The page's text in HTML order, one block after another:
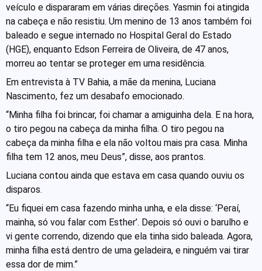
veículo e dispararam em várias direções. Yasmin foi atingida
na cabeça e não resistiu. Um menino de 13 anos também foi
baleado e segue internado no Hospital Geral do Estado
(HGE), enquanto Edson Ferreira de Oliveira, de 47 anos,
morreu ao tentar se proteger em uma residência.
Em entrevista à TV Bahia, a mãe da menina, Luciana
Nascimento, fez um desabafo emocionado.
“Minha filha foi brincar, foi chamar a amiguinha dela. E na hora,
o tiro pegou na cabeça da minha filha. O tiro pegou na
cabeça da minha filha e ela não voltou mais pra casa. Minha
filha tem 12 anos, meu Deus”, disse, aos prantos.
Luciana contou ainda que estava em casa quando ouviu os
disparos.
“Eu fiquei em casa fazendo minha unha, e ela disse: ‘Peraí,
mainha, só vou falar com Esther’. Depois só ouvi o barulho e
vi gente correndo, dizendo que ela tinha sido baleada. Agora,
minha filha está dentro de uma geladeira, e ninguém vai tirar
essa dor de mim.”